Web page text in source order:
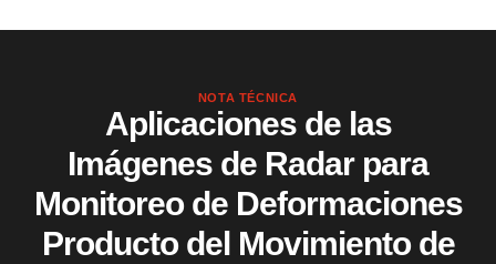
NOTA TÉCNICA
Aplicaciones de las
Imágenes de Radar para
Monitoreo de Deformaciones
Producto del Movimiento de